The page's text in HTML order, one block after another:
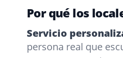
Por qué los
Servicio
persona real que